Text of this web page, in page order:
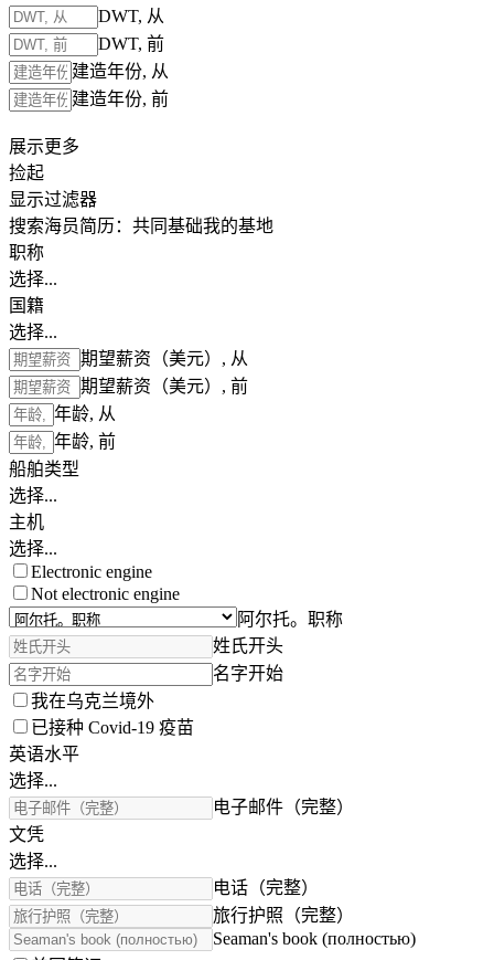
DWT, 从
DWT, 前
建造年份, 从
建造年份, 前
展示更多
捡起
显示过滤器
搜索海员简历： 共同基础我的基地
职称
选择...
国籍
选择...
期望薪资（美元）, 从
期望薪资（美元）, 前
年龄, 从
年龄, 前
船舶类型
选择...
主机
选择...
Electronic engine
Not electronic engine
阿尔托。职称
姓氏开头
名字开始
我在乌克兰境外
已接种 Covid-19 疫苗
英语水平
选择...
电子邮件（完整）
文凭
选择...
电话（完整）
旅行护照（完整）
Seaman's book (полностью)